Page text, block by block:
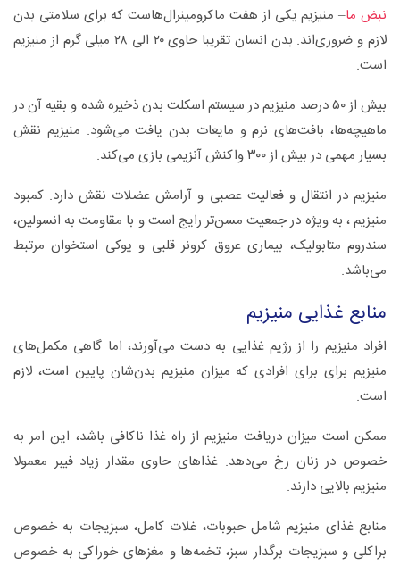
نبض ما– منیزیم یکی از هفت ماکرومینرال‌هاست که برای سلامتی بدن
لازم و ضروری‌اند. بدن انسان تقریبا حاوی ۲۰ الی ۲۸ میلی گرم از منیزیم
است.
بیش از ۵۰ درصد منیزیم در سیستم اسکلت بدن ذخیره شده و بقیه آن در
ماهیچه‌ها، بافت‌های نرم و مایعات بدن یافت می‌شود. منیزیم نقش
بسیار مهمی در بیش از ۳۰۰ واکنش آنزیمی بازی می‌کند.
منیزیم در انتقال و فعالیت عصبی و آرامش عضلات نقش دارد. کمبود
منیزیم ، به ویژه در جمعیت مسن‌تر رایج است و با مقاومت به انسولین،
سندروم متابولیک، بیماری عروق کرونر قلبی و پوکی استخوان مرتبط
می‌باشد.
منابع غذایی منیزیم
افراد منیزیم را از رژیم غذایی به دست می‌آورند، اما گاهی مکمل‌های
منیزیم برای برای افرادی که میزان منیزیم بدن‌شان پایین است، لازم
است.
ممکن است میزان دریافت منیزیم از راه غذا ناکافی باشد، این امر به
خصوص در زنان رخ می‌دهد. غذاهای حاوی مقدار زیاد فیبر معمولا
منیزیم بالایی دارند.
منابع غذای منیزیم شامل حبوبات، غلات کامل، سبزیجات به خصوص
براکلی و سبزیجات برگدار سبز، تخمه‌ها و مغزهای خوراکی به خصوص